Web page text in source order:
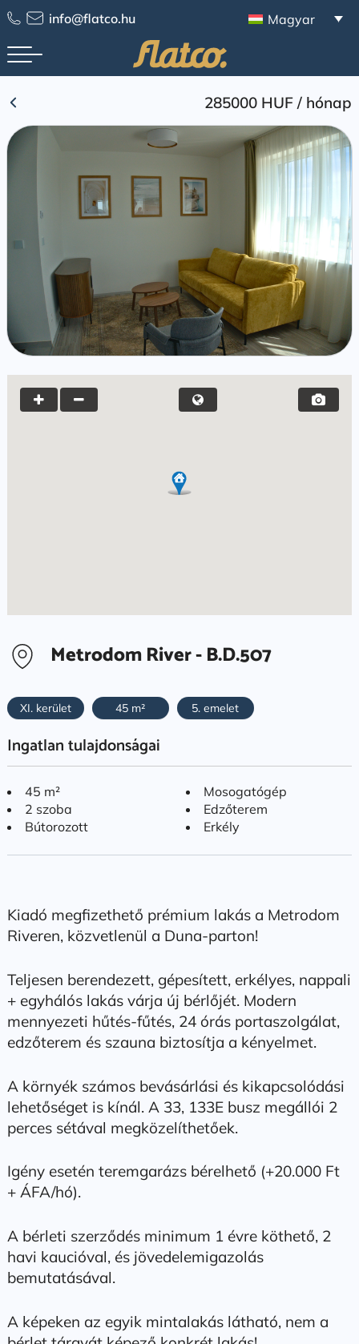
Skip
to
content
info@flatco.hu Magyar
285000 HUF/ hónap
Metrodom River - B.D.507
XI. kerület 45 m² 5. emelet
Ingatlan tulajdonságai
45 m²
2 szoba
Bútorozott
Mosogatógép
Edzőterem
Erkély
Kiadó megfizethető prémium lakás a Metrodom
Riveren, közvetlenül a Duna-parton!
Teljesen berendezett, gépesített, erkélyes, nappali
+ egyhálós lakás várja új bérlőjét. Modern
mennyezeti hűtés-fűtés, 24 órás portaszolgálat,
edzőterem és szauna biztosítja a kényelmet.
A környék számos bevásárlási és kikapcsolódási
lehetőséget is kínál. A 33, 133E busz megállói 2
perces sétával megközelíthetőek.
Igény esetén teremgarázs bérelhető (+20.000 Ft
+ ÁFA/hó).
A bérleti szerződés minimum 1 évre köthető, 2
havi kaucióval, és jövedelemigazolás
bemutatásával.
A képeken az egyik mintalakás látható, nem a